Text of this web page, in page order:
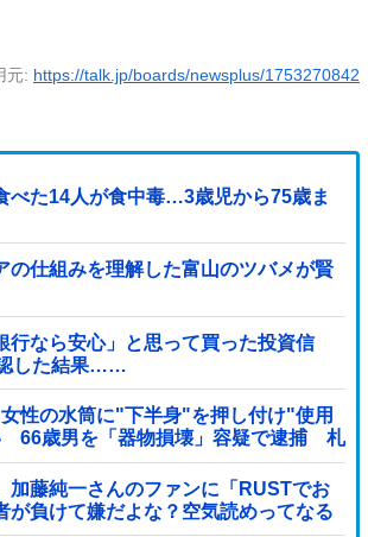
元: https://talk.jp/boards/newsplus/1753270842
べた14人が食中毒…3歳児から75歳ま
の仕組みを理解した富山のツバメが賢
行なら安心」と思って買った投資信
した結果……
女性の水筒に"下半身"を押し付け"使用
66歳男を「器物損壊」容疑で逮捕 札
加藤純一さんのファンに「RUSTでお
が負けて嫌だよな？空気読めってなる